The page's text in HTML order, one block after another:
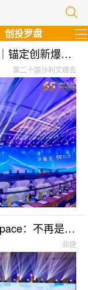
创投罗盘
2026第二十届沙利文峰会在沪开幕｜锚定创新爆发期，共塑转型增长新未来
第二十届沙利文峰会
鼎捷雅典娜企业智能运行空间EIOSpace：不再是人操作工具，而是人定义目标坐收成果
鼎捷